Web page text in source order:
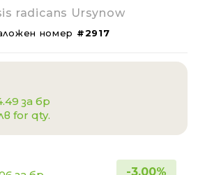
radicans Ursynow
номер #2917
за бр
for qty.
-3.00%